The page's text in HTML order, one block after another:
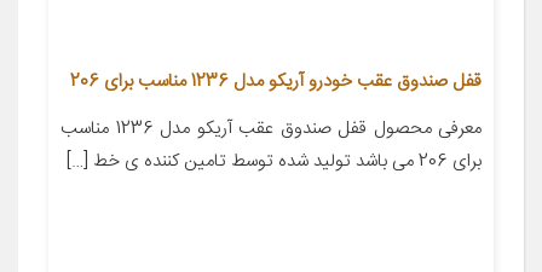
قفل صندوق عقب خودرو آریکو مدل 1236 مناسب برای 206
معرفی محصول قفل صندوق عقب آریکو مدل 1236 مناسب
برای 206 می باشد تولید شده توسط تامین کننده ی خط […]